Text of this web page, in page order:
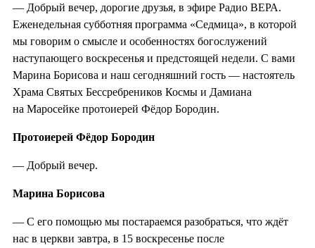
— Добрый вечер, дорогие друзья, в эфире Радио ВЕРА.
Еженедельная субботняя программа «Седмица», в которой
мы говорим о смысле и особенностях богослужений
наступающего воскресенья и предстоящей недели. С вами
Марина Борисова и наш сегодняшний гость — настоятель
Храма Святых Бессребреников Космы и Дамиана
на Маросейке протоиерей Фёдор Бородин.
Протоиерей Фёдор Бородин
— Добрый вечер.
Марина Борисова
— С его помощью мы постараемся разобраться, что ждёт
нас в церкви завтра, в 15 воскресенье после